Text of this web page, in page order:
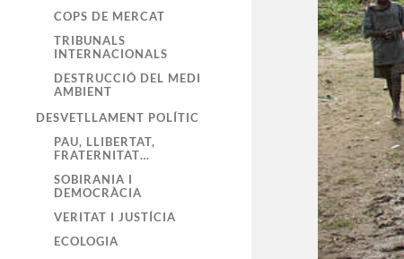
COPS DE MERCAT
TRIBUNALS
INTERNACIONALS
DESTRUCCIÓ DEL MEDI
AMBIENT
DESVETLLAMENT POLÍTIC
PAU, LLIBERTAT,
FRATERNITAT…
SOBIRANIA I
DEMOCRÀCIA
VERITAT I JUSTÍCIA
ECOLOGIA